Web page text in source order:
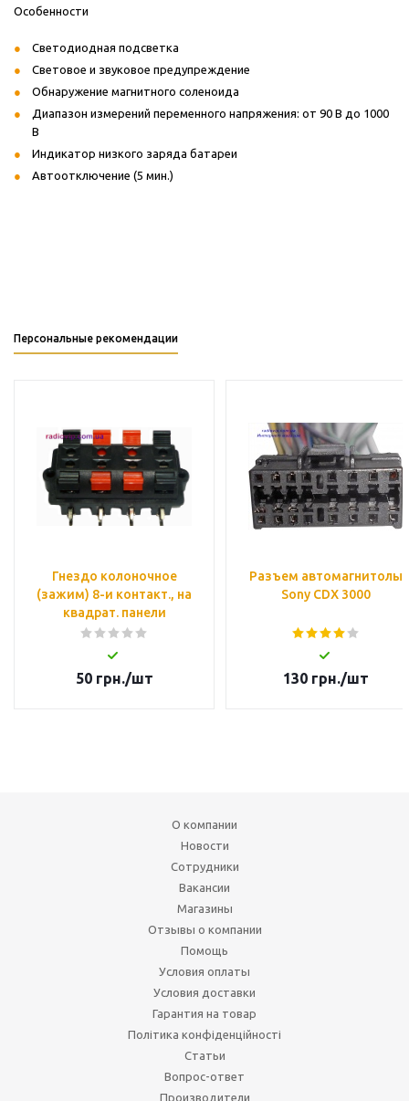
Особенности
Светодиодная подсветка
Световое и звуковое предупреждение
Обнаружение магнитного соленоида
Диапазон измерений переменного напряжения: от 90 В до 1000
В
Индикатор низкого заряда батареи
Автоотключение (5 мин.)
Персональные рекомендации
Гнездо колоночное
(зажим) 8-и контакт., на
квадрат. панели
50грн./шт
Разъем автомагнитолы
Sony CDX 3000
130 грн./шт
О компании
Новости
Сотрудники
Вакансии
Магазины
Отзывы о компании
Помощь
Условия оплаты
Условия доставки
Гарантия на товар
Політика конфіденційності
Статьи
Вопрос-ответ
Производители